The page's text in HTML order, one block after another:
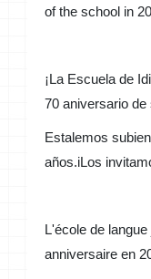
of the school in
¡La Escuela de
70 aniversario de
Estalemos
años.iLos
L'école de
anniversaire en